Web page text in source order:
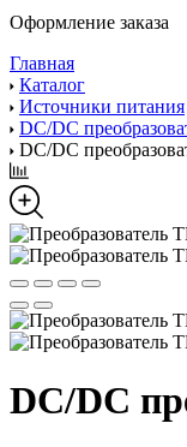
Оформление заказа
Главная
Каталог
Источники питания
DC/DC
DC/DC
DC/DC